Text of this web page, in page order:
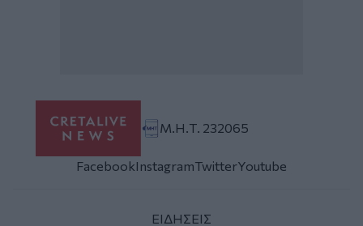
Μ.Η.Τ. 232065
FacebookInstagramTwitterYoutube
ΕΙΔΗΣΕΙΣ